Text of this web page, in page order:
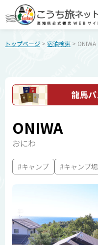
トップページ > 宿泊検索 > ONIWA
ONIWA
おにわ
#キャンプ #キャンプ場